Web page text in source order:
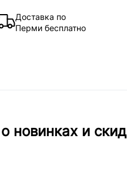
Доставка по
Перми бесплатно
новинках и